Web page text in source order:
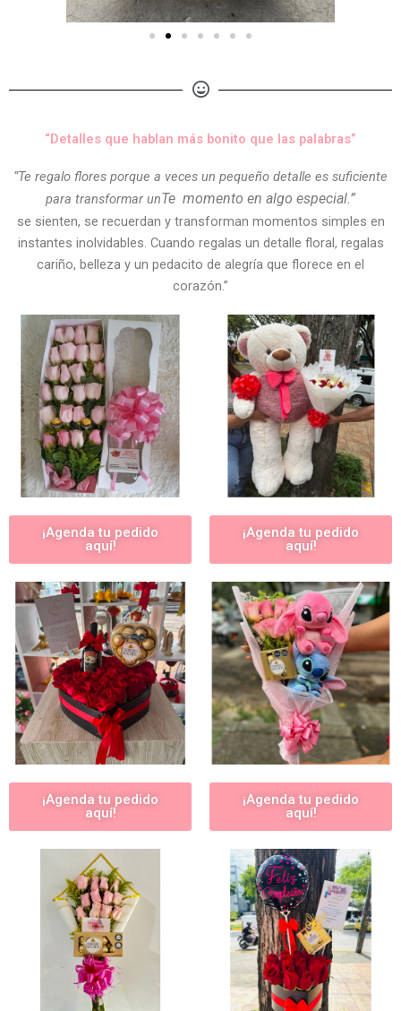
“Detalles que hablan más bonito que las palabras”
“Te regalo flores porque a veces un pequeño detalle es suficiente
para transformar unTe momento en algo especial.”
se sienten, se recuerdan y transforman momentos simples en
instantes inolvidables. Cuando regalas un detalle floral, regalas
cariño, belleza y un pedacito de alegría que florece en el
corazón.”
¡Agenda tu pedido
aquí!
¡Agenda tu pedido
aquí!
¡Agenda tu pedido
aquí!
¡Agenda tu pedido
aquí!